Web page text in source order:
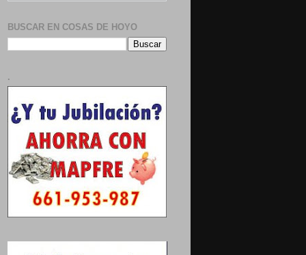
BUSCAR EN COSAS DE HOYO
.